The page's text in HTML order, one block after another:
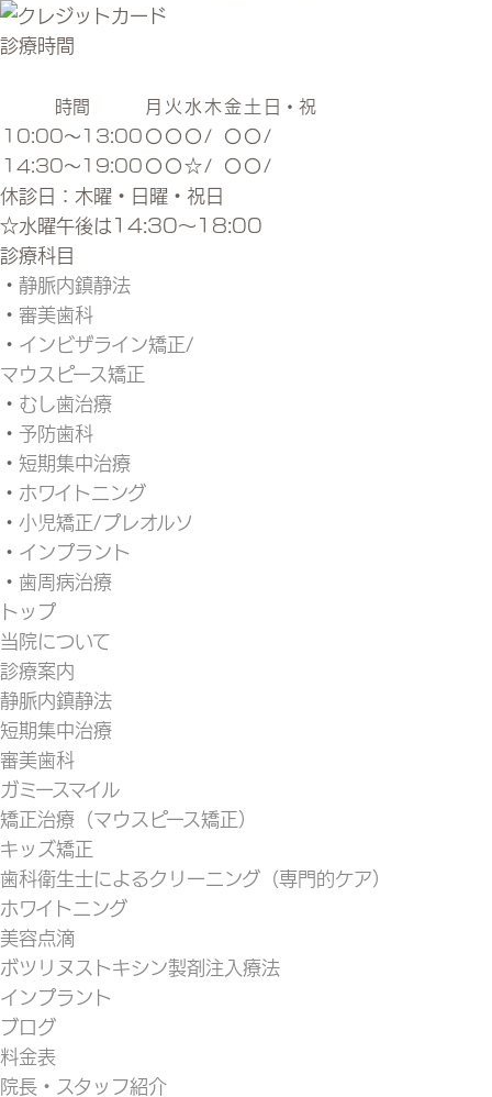
診療時間
時間 月 火 水木金土 日・祝
10:00～13:00〇〇〇/ 〇〇/
14:30～19:00〇〇☆/ 〇〇/
休診日：木曜・日曜・祝日
☆水曜午後は14:30～18:00
診療科目
・ 静脈内鎮静法
・ 審美歯科
・ インビザライン矯正/
マウスピース矯正
・ むし歯治療
・ 予防歯科
・ 短期集中治療
・ ホワイトニング
・ 小児矯正/プレオルソ
・ インプラント
・ 歯周病治療
トップ
当院について
診療案内
静脈内鎮静法
短期集中治療
審美歯科
ガミースマイル
矯正治療（マウスピース矯正）
キッズ矯正
歯科衛生士によるクリーニング（専門的ケア）
ホワイトニング
美容点滴
ボツリヌストキシン製剤注入療法
インプラント
ブログ
料金表
院長・スタッフ紹介